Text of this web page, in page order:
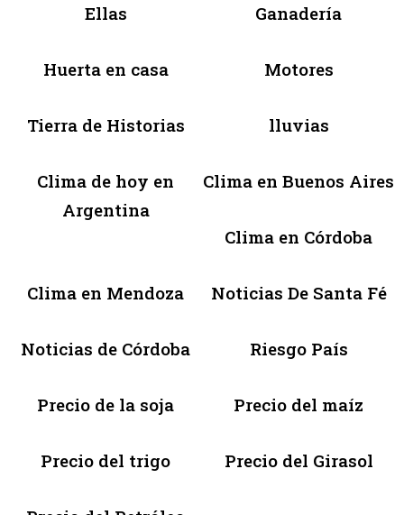
Ellas Ganadería
Huerta en casa Motores
Tierra de Historias lluvias
Clima de hoy en
Argentina
Clima en Buenos Aires
Clima en Córdoba
Clima en Mendoza Noticias De Santa Fé
Noticias de Córdoba Riesgo País
Precio de la soja Precio del maíz
Precio del trigo Precio del Girasol